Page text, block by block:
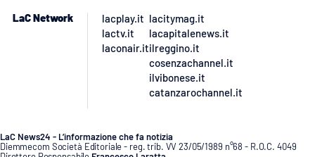
LaC Network
lacplay.it
lactv.it
laconair.it
lacitymag.it
lacapitalenews.it
ilreggino.it
cosenzachannel.it
ilvibonese.it
catanzarochannel.it
LaC News24 - L’informazione che fa notizia
Diemmecom Società Editoriale - reg. trib. VV 23/05/1989 n°68 - R.O.C. 4049